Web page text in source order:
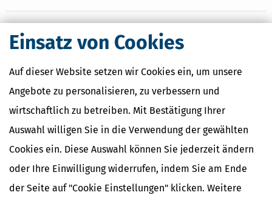
Einsatz von Cookies
Auf dieser Website setzen wir Cookies ein, um unsere
Angebote zu personalisieren, zu verbessern und
wirtschaftlich zu betreiben. Mit Bestätigung Ihrer
Auswahl willigen Sie in die Verwendung der gewählten
Cookies ein. Diese Auswahl können Sie jederzeit ändern
oder Ihre Einwilligung widerrufen, indem Sie am Ende
der Seite auf "Cookie Einstellungen" klicken. Weitere